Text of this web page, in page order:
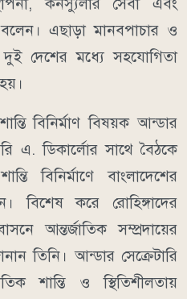
কনস্যুলার সেবা এবং
এছাড়া মানবপাচার ও
দেশের মধ্যে সহযোগিতা
বিনির্মাণ বিষয়ক আন্ডার
এ. ডিকার্লোর সাথে বৈঠকে
বিনির্মাণে বাংলাদেশের
বিশেষ করে রোহিঙ্গাদের
আন্তর্জাতিক সম্প্রদায়ের
তিনি। আন্ডার সেক্রেটারি
শান্তি ও স্থিতিশীলতায়